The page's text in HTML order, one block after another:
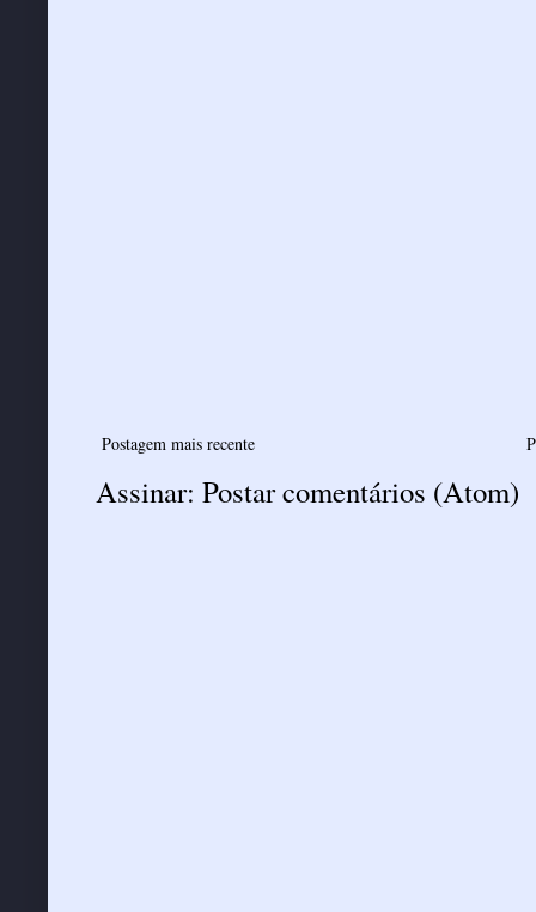
Postagem mais recente
Assinar: Postar comentários (Atom)